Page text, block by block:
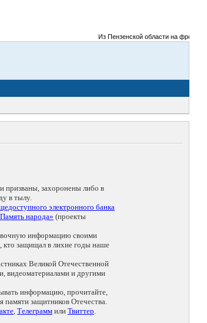
Из Пензенской области на фронты
призваны, захоронены либо в
в тылу.
электронного банка
народа» (проекты
информацию своими
кто защищал в лихие годы наше
Великой Отечественной
видеоматериалами и другими
информацию, прочитайте,
защитников Отечества.
, Телеграмм или Твиттер.